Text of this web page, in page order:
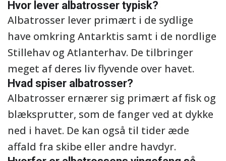
Hvor lever albatrosser typisk?
Albatrosser lever primært i de sydlige
have omkring Antarktis samt i de nordlige
Stillehav og Atlanterhav. De tilbringer
meget af deres liv flyvende over havet.
Hvad spiser albatrosser?
Albatrosser ernærer sig primært af fisk og
blæksprutter, som de fanger ved at dykke
ned i havet. De kan også til tider æde
affald fra skibe eller andre havdyr.